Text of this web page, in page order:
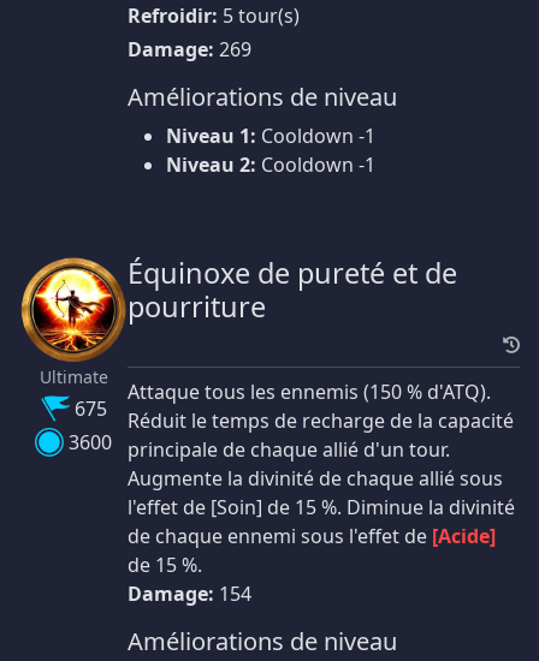
Refroidir: 5 tour(s)
Damage: 269
Améliorations de niveau
Niveau 1: Cooldown -1
Niveau 2: Cooldown -1
Ultimate
675
3600
Équinoxe de pureté et de
pourriture
Attaque tous les ennemis (150 % d'ATQ).
Réduit le temps de recharge de la capacité
principale de chaque allié d'un tour.
Augmente la divinité de chaque allié sous
l'effet de [Soin] de 15 %. Diminue la divinité
de chaque ennemi sous l'effet de [Acide]
de 15 %.
Damage: 154
Améliorations de niveau